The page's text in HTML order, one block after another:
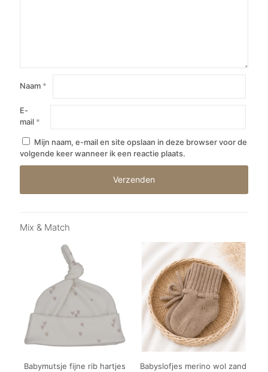
Naam *
E-
mail *
Mijn naam, e-mail en site opslaan in deze browser voor de
volgende keer wanneer ik een reactie plaats.
Mix & Match
Babymutsje fijne rib hartjes
Babyslofjes merino wol zand